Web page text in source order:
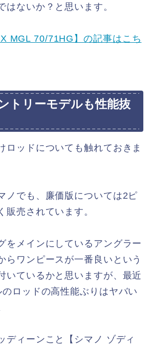
はないか？と思います。
MGL 70/71HG】の記事はこち
トリーモデルも性能抜
ロッドについても触れておきま
ノでも、廉価版については2ピ
販売されています。
をメインにしているアングラー
らワンピースが一番良いという
いているかと思いますが、最近
ロッドの高性能ぶりはヤバい
ディーンこと【シマノ ゾディ